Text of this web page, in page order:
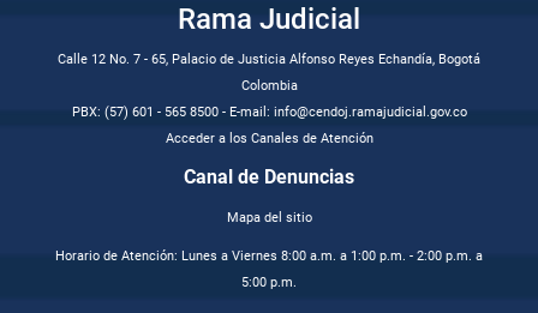
Rama Judicial
Calle 12 No. 7 - 65, Palacio de Justicia Alfonso Reyes Echandía, Bogotá
Colombia
PBX: (57) 601 - 565 8500 - E-mail: info@cendoj.ramajudicial.gov.co
Acceder a los Canales de Atención
Canal de Denuncias
Mapa del sitio
Horario de Atención: Lunes a Viernes 8:00 a.m. a 1:00 p.m. - 2:00 p.m. a
5:00 p.m.